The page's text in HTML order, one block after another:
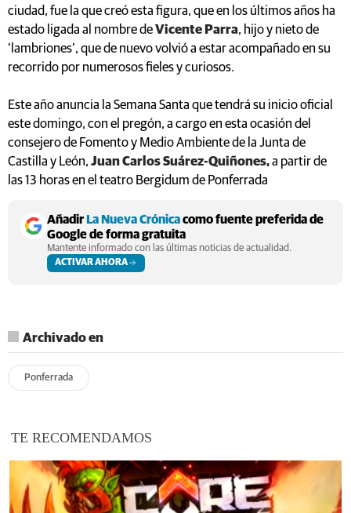
ciudad, fue la que creó esta figura, que en los últimos años ha
estado ligada al nombre deVicente Parra, hijo y nieto de
‘lambriones’, que de nuevo volvió a estar acompañado en su
recorrido por numerosos fieles y curiosos.
Este año anuncia la Semana Santa que tendrá su inicio oficial
este domingo, con el pregón, a cargo en esta ocasión del
consejero de Fomento y Medio Ambiente de la Junta de
Castilla y León, Juan Carlos Suárez-Quiñones,a partir de
las 13 horas en el teatro Bergidum de Ponferrada
AñadirLa Nueva Crónicacomo fuente preferida de
Google de forma gratuita
Mantente informado con las últimas noticias de actualidad.
ACTIVAR AHORA
Archivado en
Ponferrada
TE RECOMENDAMOS